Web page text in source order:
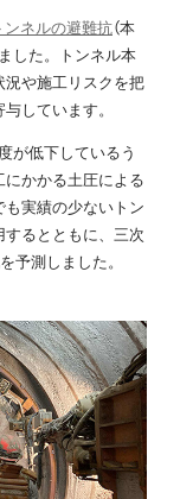
ンネルの避難抗（本
した。トンネル本
や施工リスクを把
しています。
が低下しているう
かかる土圧による
実績の少ないトン
るとともに、三次
予測しました。